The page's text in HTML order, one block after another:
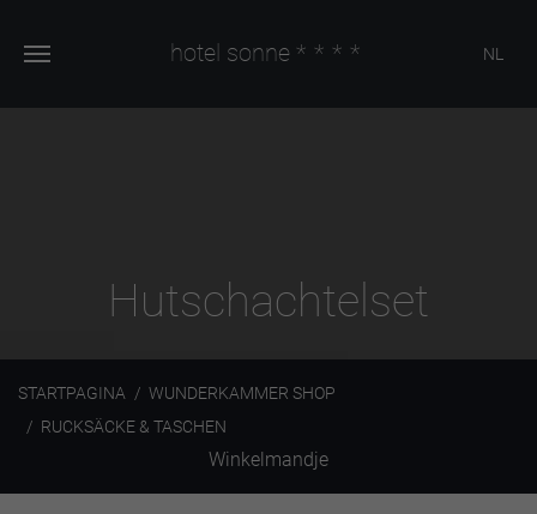
hotel sonne **** NL
Hutschachtelset
STARTPAGINA
WUNDERKAMMER SHOP
RUCKSÄCKE & TASCHEN
Winkelmandje